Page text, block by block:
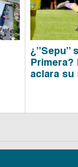
¿”Sepu”
Primera?
aclara